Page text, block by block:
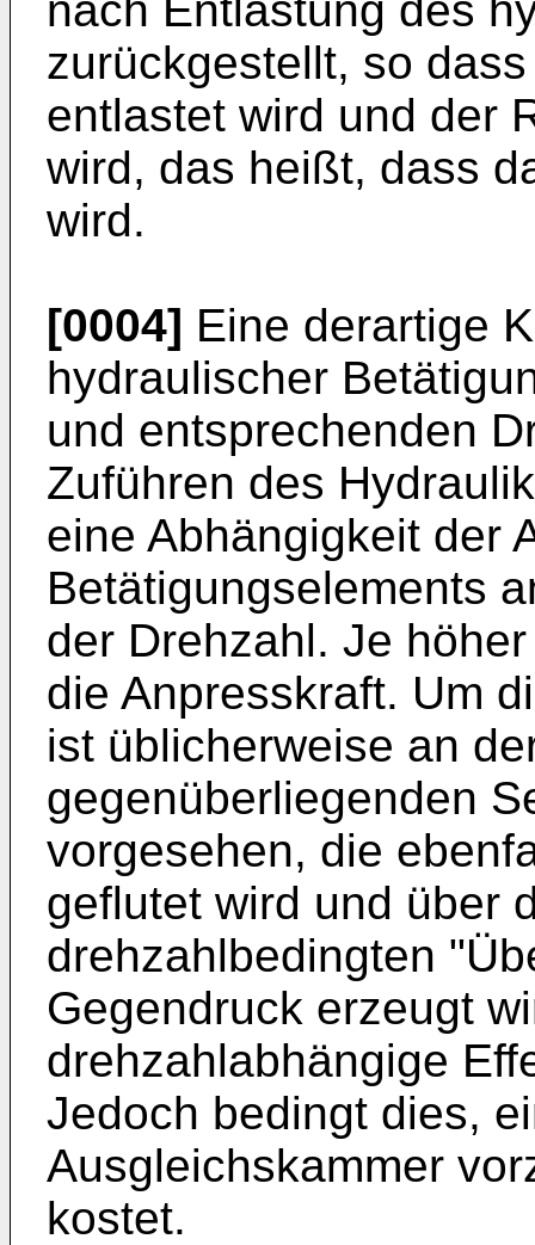
zurückgestellt, so
entlastet wird und der
wird, das heißt, dass
wird.
[0004] Eine derartige
hydraulischer
und entsprechenden
Zuführen des
eine Abhängigkeit der
Betätigungselements
der Drehzahl. Je
die Anpresskraft. Um
ist üblicherweise an
gegenüberliegenden
vorgesehen, die
geflutet wird und über
drehzahlbedingten
Gegendruck erzeugt
drehzahlabhängige
Jedoch bedingt dies,
Ausgleichskammer
kostet.